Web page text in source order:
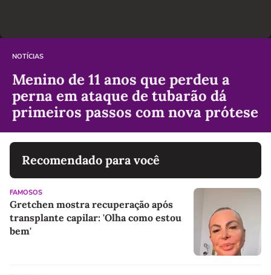
NOTÍCIAS
Menino de 11 anos que perdeu a
perna em ataque de tubarão dá
primeiros passos com nova prótese
Recomendado para você
FAMOSOS
Gretchen mostra recuperação após
transplante capilar: 'Olha como estou
bem'